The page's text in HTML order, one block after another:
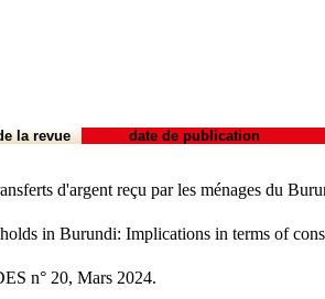
la revue date de publication
d'argent reçu par les ménages du
in Burundi: Implications in terms of
n° 20, Mars 2024.